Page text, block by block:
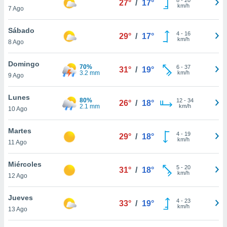
más
nuestra
y
de
disponible
cookies
aceptar
7 Ago
27° / 17°
km/h
Sábado
8 Ago
29° / 17° 4- 16
km/h
Domingo
9 Ago
70%
3.2 mm
31° / 19° 6- 37
km/h
Lunes
10 Ago
80%
2.1 mm
26° / 18° 12- 34
km/h
Martes
11 Ago
29° / 18° 4- 19
km/h
Miércoles
12 Ago
31° / 18° 5- 20
km/h
Jueves
13 Ago
33° / 19° 4- 23
km/h